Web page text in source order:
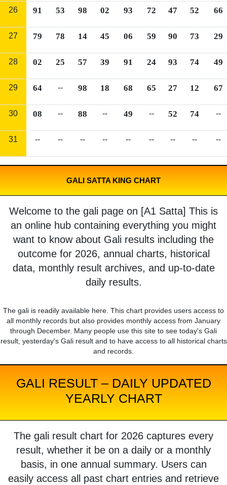
26 91 53 98 02 93 72 47 52 66
27 79 78 14 45 06 59 90 73 29
28 02 25 57 39 91 24 93 74 49
29 64 -- 98 18 68 65 27 12 67
30 08 -- 88 -- 49 -- 52 74 --
31 -- -- -- -- -- -- -- -- --
GALI SATTA KING CHART
Welcome to the gali page on [A1 Satta] This is
an online hub containing everything you might
want to know about Gali results including the
outcome for 2026, annual charts, historical
data, monthly result archives, and up-to-date
daily results.
The gali is readily available here. This chart provides users access to
all monthly records but also provides monthly access from January
through December. Many people use this site to see today's Gali
result, yesterday's Gali result and to have access to all historical charts
and records.
GALI RESULT – DAILY UPDATED
YEARLY CHART
The gali result chart for 2026 captures every
result, whether it be on a daily or a monthly
basis, in one annual summary. Users can
easily access all past chart entries and retrieve